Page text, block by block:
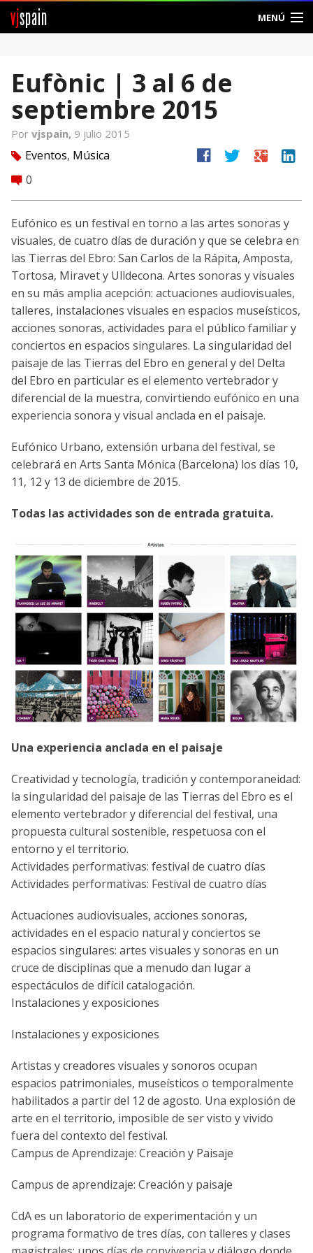
vjspain MENÚ
Foros
Noticias
Vjspain
Ayuda
Contacto
Entrar
Crear Cuenta
Eufònic | 3 al 6 de
septiembre 2015
Por vjspain, 9 julio 2015
tag Eventos, Música
comment 0
facebook twitter google linkedin
Eufónico es un festival en torno a las artes sonoras y
visuales, de cuatro días de duración y que se celebra en
las Tierras del Ebro: San Carlos de la Rápita, Amposta,
Tortosa, Miravet y Ulldecona. Artes sonoras y visuales
en su más amplia acepción: actuaciones audiovisuales,
talleres, instalaciones visuales en espacios museísticos,
acciones sonoras, actividades para el público familiar y
conciertos en espacios singulares. La singularidad del
paisaje de las Tierras del Ebro en general y del Delta
del Ebro en particular es el elemento vertebrador y
diferencial de la muestra, convirtiendo eufónico en una
experiencia sonora y visual anclada en el paisaje.
Eufónico Urbano, extensión urbana del festival, se
celebrará en Arts Santa Mónica (Barcelona) los días 10,
11, 12 y 13 de diciembre de 2015.
Todas las actividades son de entrada gratuita.
Una experiencia anclada en el paisaje
Creatividad y tecnología, tradición y contemporaneidad:
la singularidad del paisaje de las Tierras del Ebro es el
elemento vertebrador y diferencial del festival, una
propuesta cultural sostenible, respetuosa con el
entorno y el territorio.
Actividades performativas: festival de cuatro días
Actividades performativas: Festival de cuatro días
Actuaciones audiovisuales, acciones sonoras,
actividades en el espacio natural y conciertos se
espacios singulares: artes visuales y sonoras en un
cruce de disciplinas que a menudo dan lugar a
espectáculos de difícil catalogación.
Instalaciones y exposiciones
Instalaciones y exposiciones
Artistas y creadores visuales y sonoros ocupan
espacios patrimoniales, museísticos o temporalmente
habilitados a partir del 12 de agosto. Una explosión de
arte en el territorio, imposible de ser visto y vivido
fuera del contexto del festival.
Campus de Aprendizaje: Creación y Paisaje
Campus de aprendizaje: Creación y paisaje
CdA es un laboratorio de experimentación y un
programa formativo de tres días, con talleres y clases